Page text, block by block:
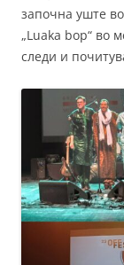
започна уште
„Luaka bop“ во
следи и